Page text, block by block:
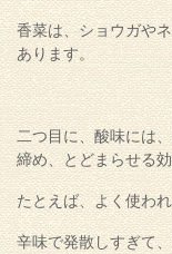
香菜は、ショウガや
あります。
二つ目に、酸味には
締め、とどまらせる
たとえば、よく使わ
辛味で発散しすぎて